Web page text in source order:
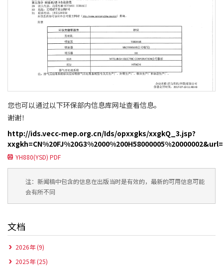
您也可以通过以下环保部内信息库网址查看信息。
谢谢！
http://ids.vecc-mep.org.cn/Ids/opxxgks/xxgkQ_3.jsp?
YH880(YSD) PDF
注：新闻稿中包含的信息在出版当时是有效的，最新的可用信息可能
会有所不同
文档
2026年 (9)
2025年 (25)